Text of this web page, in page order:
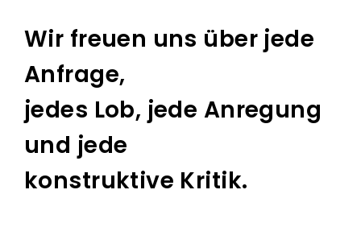
Wir freuen uns über jede
Anfrage,
jedes Lob, jede Anregung
und jede
konstruktive Kritik.